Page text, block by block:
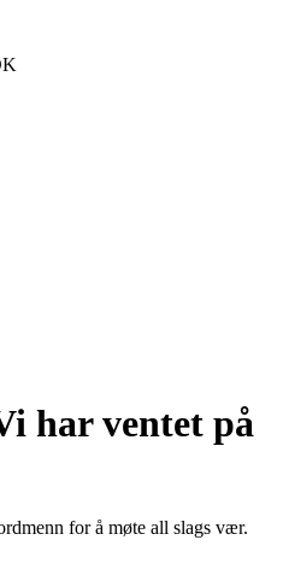
har ventet på
for å møte all slags vær.